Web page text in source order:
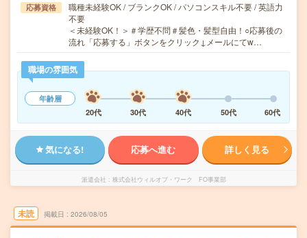
応募資格
職種未経験OK / ブランクOK / パソコンスキル不要 / 英語力
不要
＜未経験OK！＞＃学歴不問＃髪色・髪型自由！○応募後の
流れ「応募する」ボタンをクリック↓メールにてw…
職場の雰囲気
年齢層
20代
30代 40代 50代 60代
気になる! 応募へ進む 詳しく見る
派遣会社 株式会社ウィルオブ・ワーク FO事業部
未読 掲載日 2026/08/05